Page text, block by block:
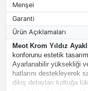
Menşei
Garanti
Ürün Açıklamaları
Meot Krom Yıldız
konforunu estetik
Ayarlanabilir yüksekliği
hatlarını destekleyerek
dikiş detayları koltuğa